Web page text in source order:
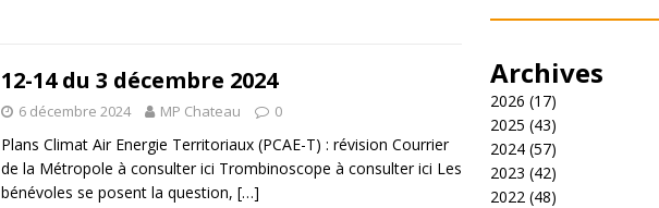
12-14 du 3 décembre 2024
6 décembre 2024 MP Chateau 0
Plans Climat Air Energie Territoriaux (PCAE-T) : révision Courrier
de la Métropole à consulter ici Trombinoscope à consulter ici Les
bénévoles se posent la question, […]
Archives
2026 (17)
2025 (43)
2024(57)
2023 (42)
2022(48)